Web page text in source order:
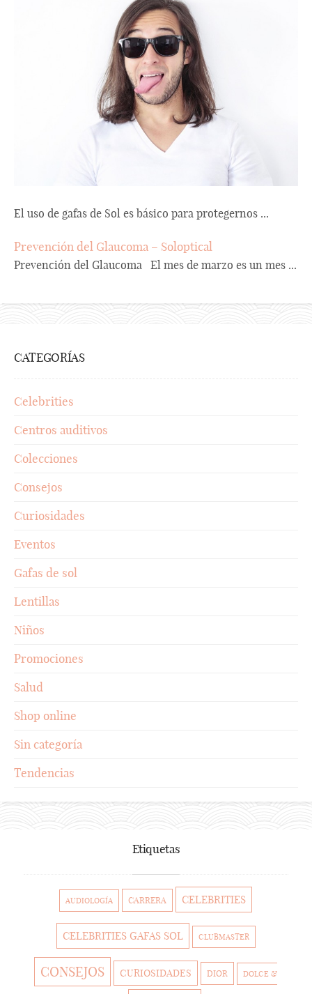
El uso de gafas de Sol es básico para protegernos ...
Prevención del Glaucoma – Soloptical
Prevención del Glaucoma El mes de marzo es un mes ...
CATEGORÍAS
Celebrities
Centros auditivos
Colecciones
Consejos
Curiosidades
Eventos
Gafas de sol
Lentillas
Niños
Promociones
Salud
Shop online
Sin categoría
Tendencias
Etiquetas
AUDIOLOGÍA CARRERA CELEBRITIES
CELEBRITIES GAFAS SOL CLUBMASTER
CONSEJOS CURIOSIDADES DIOR DOLCE &